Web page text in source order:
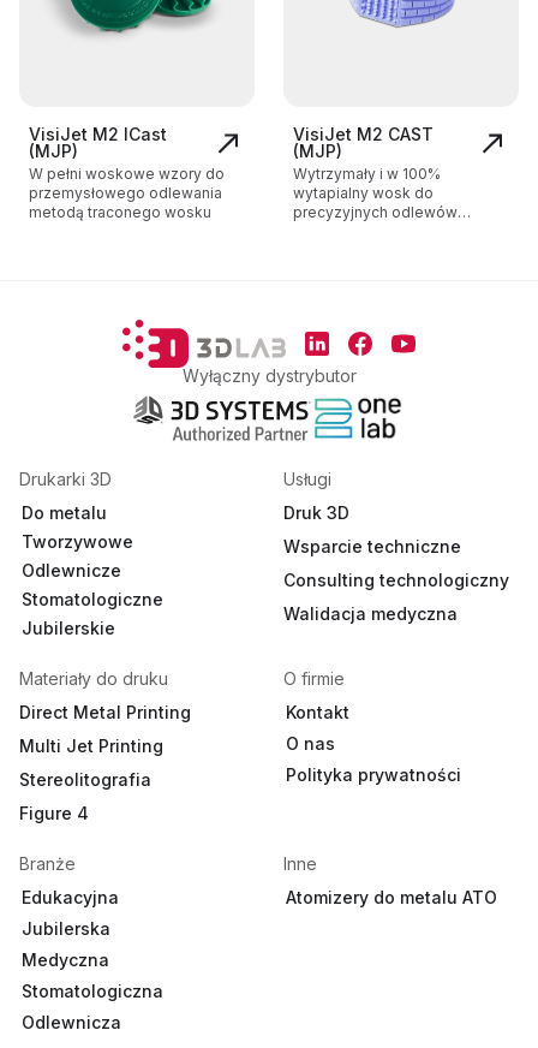
VisiJet M2 ICast
(MJP)
W pełni woskowe wzory do
przemysłowego odlewania
metodą traconego wosku
VisiJet M2 CAST
(MJP)
Wytrzymały i w 100%
wytapialny wosk do
precyzyjnych odlewów
Social Media
LinkedinFacebookYouTube
Wyłączny dystrybutor
Drukarki 3D
Do metalu
Tworzywowe
Odlewnicze
Stomatologiczne
Jubilerskie
Branże
Edukacyjna
Jubilerska
Medyczna
Stomatologiczna
Odlewnicza
Usługi
Druk 3D
Wsparcie techniczne
Consulting technologiczny
Walidacja medyczna
Materiały do druku
Direct Metal Printing
Multi Jet Printing
Stereolitografia
Figure 4
O firmie
Kontakt
O nas
Polityka prywatności
Inne
Atomizery do metalu ATO